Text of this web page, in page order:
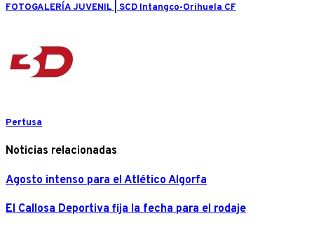
FOTOGALERÍA JUVENIL | SCD Intangco-Orihuela CF
Pertusa
Noticias relacionadas
Agosto intenso para el Atlético Algorfa
El Callosa Deportiva fija la fecha para el rodaje